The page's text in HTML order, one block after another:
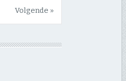
Volgende »